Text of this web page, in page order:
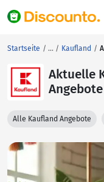
Startseite Kaufland
Aktuelle
Angebote
Alle Kaufland Angebote